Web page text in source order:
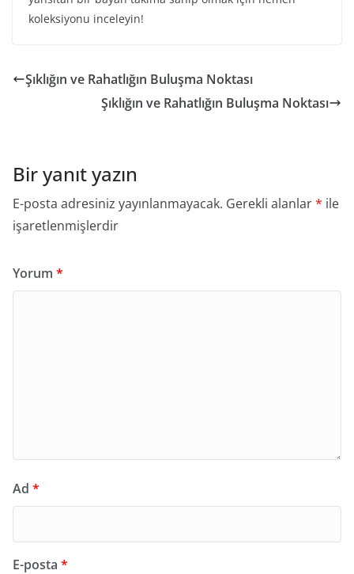
koleksiyonu inceleyin!
Şıklığın ve Rahatlığın Buluşma Noktası
Şıklığın ve Rahatlığın Buluşma Noktası
Bir yanıt yazın
E-posta adresiniz yayınlanmayacak. Gerekli alanlar* ile
işaretlenmişlerdir
Yorum *
Ad *
E-posta *